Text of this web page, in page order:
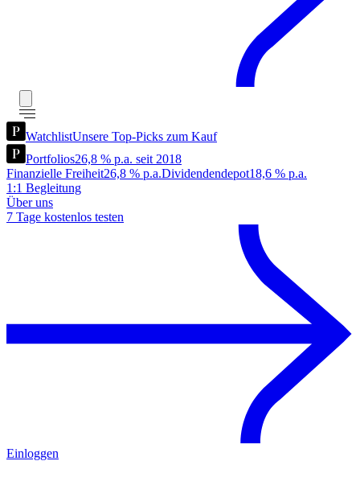
WatchlistUnsere Top-Picks zum Kauf
Portfolios26,8 % p.a. seit 2018
Finanzielle Freiheit26,8 % p.a.Dividendendepot18,6 % p.a.
1:1 Begleitung
Über uns
7 Tage kostenlos testen
Einloggen